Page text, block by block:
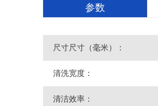
参数
尺寸尺寸（毫米）：
清洗宽度：
清洁效率：